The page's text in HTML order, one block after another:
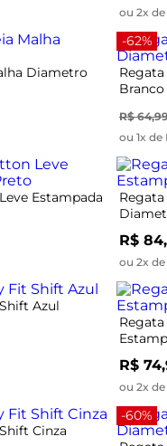
ou 2x
Diametro
-62%
Branco
R$
ou 1x de
Estampada
R$
ou 2x
Azul
R$
ou 2x
Cinza
-60%